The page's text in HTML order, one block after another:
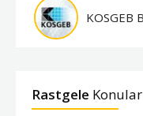
KOSGEB
Rastgele Konular